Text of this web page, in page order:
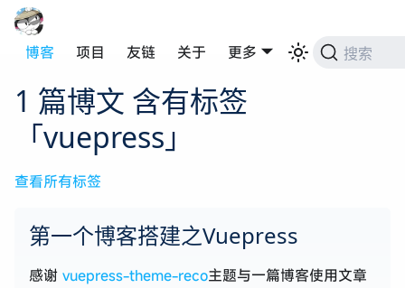
博客 项目 友链 关于 更多 搜索
1 篇博文 含有标签
「vuepress」
查看所有标签
第一个博客搭建之Vuepress
感谢 vuepress-theme-reco主题与一篇博客使用文章